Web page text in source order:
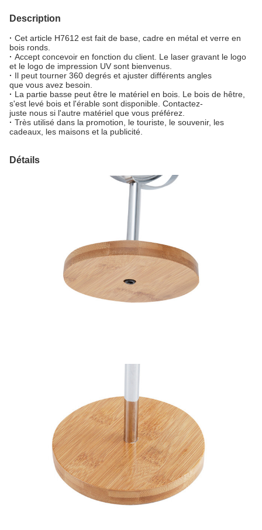
Description
· Cet article H7612 est fait de base, cadre en métal et verre en
bois ronds.
· Accept concevoir en fonction du client. Le laser gravant le logo
et le logo de impression UV sont bienvenus.
· Il peut tourner 360 degrés et ajuster différents angles
que vous avez besoin.
· La partie basse peut être le matériel en bois. Le bois de hêtre,
s'est levé bois et l'érable sont disponible. Contactez-
juste nous si l'autre matériel que vous préférez.
· Très utilisé dans la promotion, le touriste, le souvenir, les
cadeaux, les maisons et la publicité.
Détails